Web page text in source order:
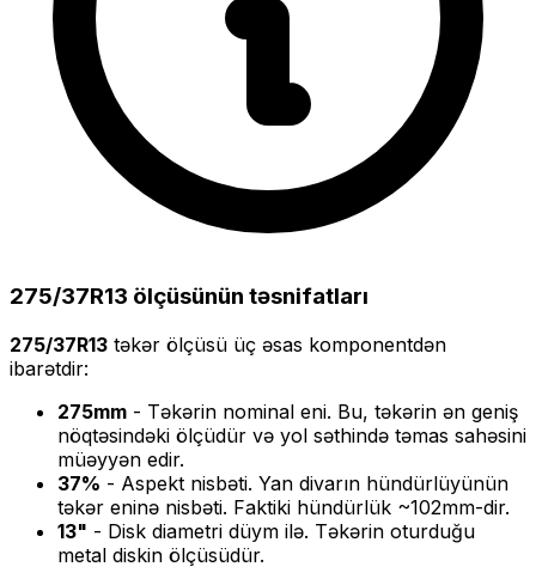
275/37R13 ölçüsünün təsnifatları
275/37R13 təkər ölçüsü üç əsas komponentdən
ibarətdir:
275mm - Təkərin nominal eni. Bu, təkərin ən geniş
nöqtəsindəki ölçüdür və yol səthində təmas sahəsini
müəyyən edir.
37% - Aspekt nisbəti. Yan divarın hündürlüyünün
təkər eninə nisbəti. Faktiki hündürlük ~102mm-dir.
13" - Disk diametri düym ilə. Təkərin oturduğu
metal diskin ölçüsüdür.